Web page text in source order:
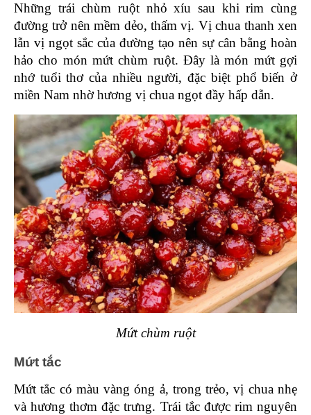
Những trái chùm ruột nhỏ xíu sau khi rim cùng
đường trở nên mềm dẻo, thấm vị. Vị chua thanh xen
lẫn vị ngọt sắc của đường tạo nên sự cân bằng hoàn
hảo cho món mứt chùm ruột. Đây là món mứt gợi
nhớ tuổi thơ của nhiều người, đặc biệt phổ biến ở
miền Nam nhờ hương vị chua ngọt đầy hấp dẫn.
Mứt chùm ruột
Mứt tắc
Mứt tắc có màu vàng óng ả, trong trẻo, vị chua nhẹ
và hương thơm đặc trưng. Trái tắc được rim nguyên